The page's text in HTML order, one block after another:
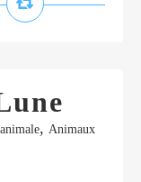
, Animaux